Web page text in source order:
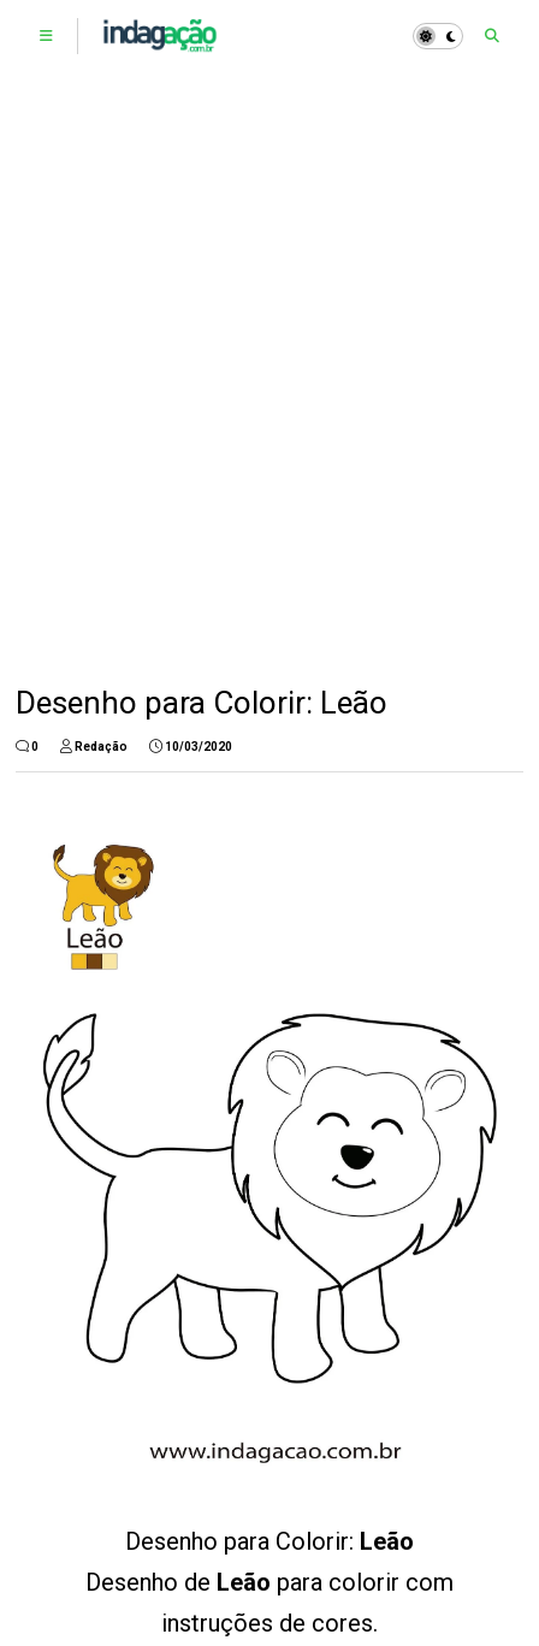
Desenho para Colorir: Leão
0 Redação 10/03/2020
Desenho para Colorir: Leão
Desenho de Leão para colorir com
instruções de cores.